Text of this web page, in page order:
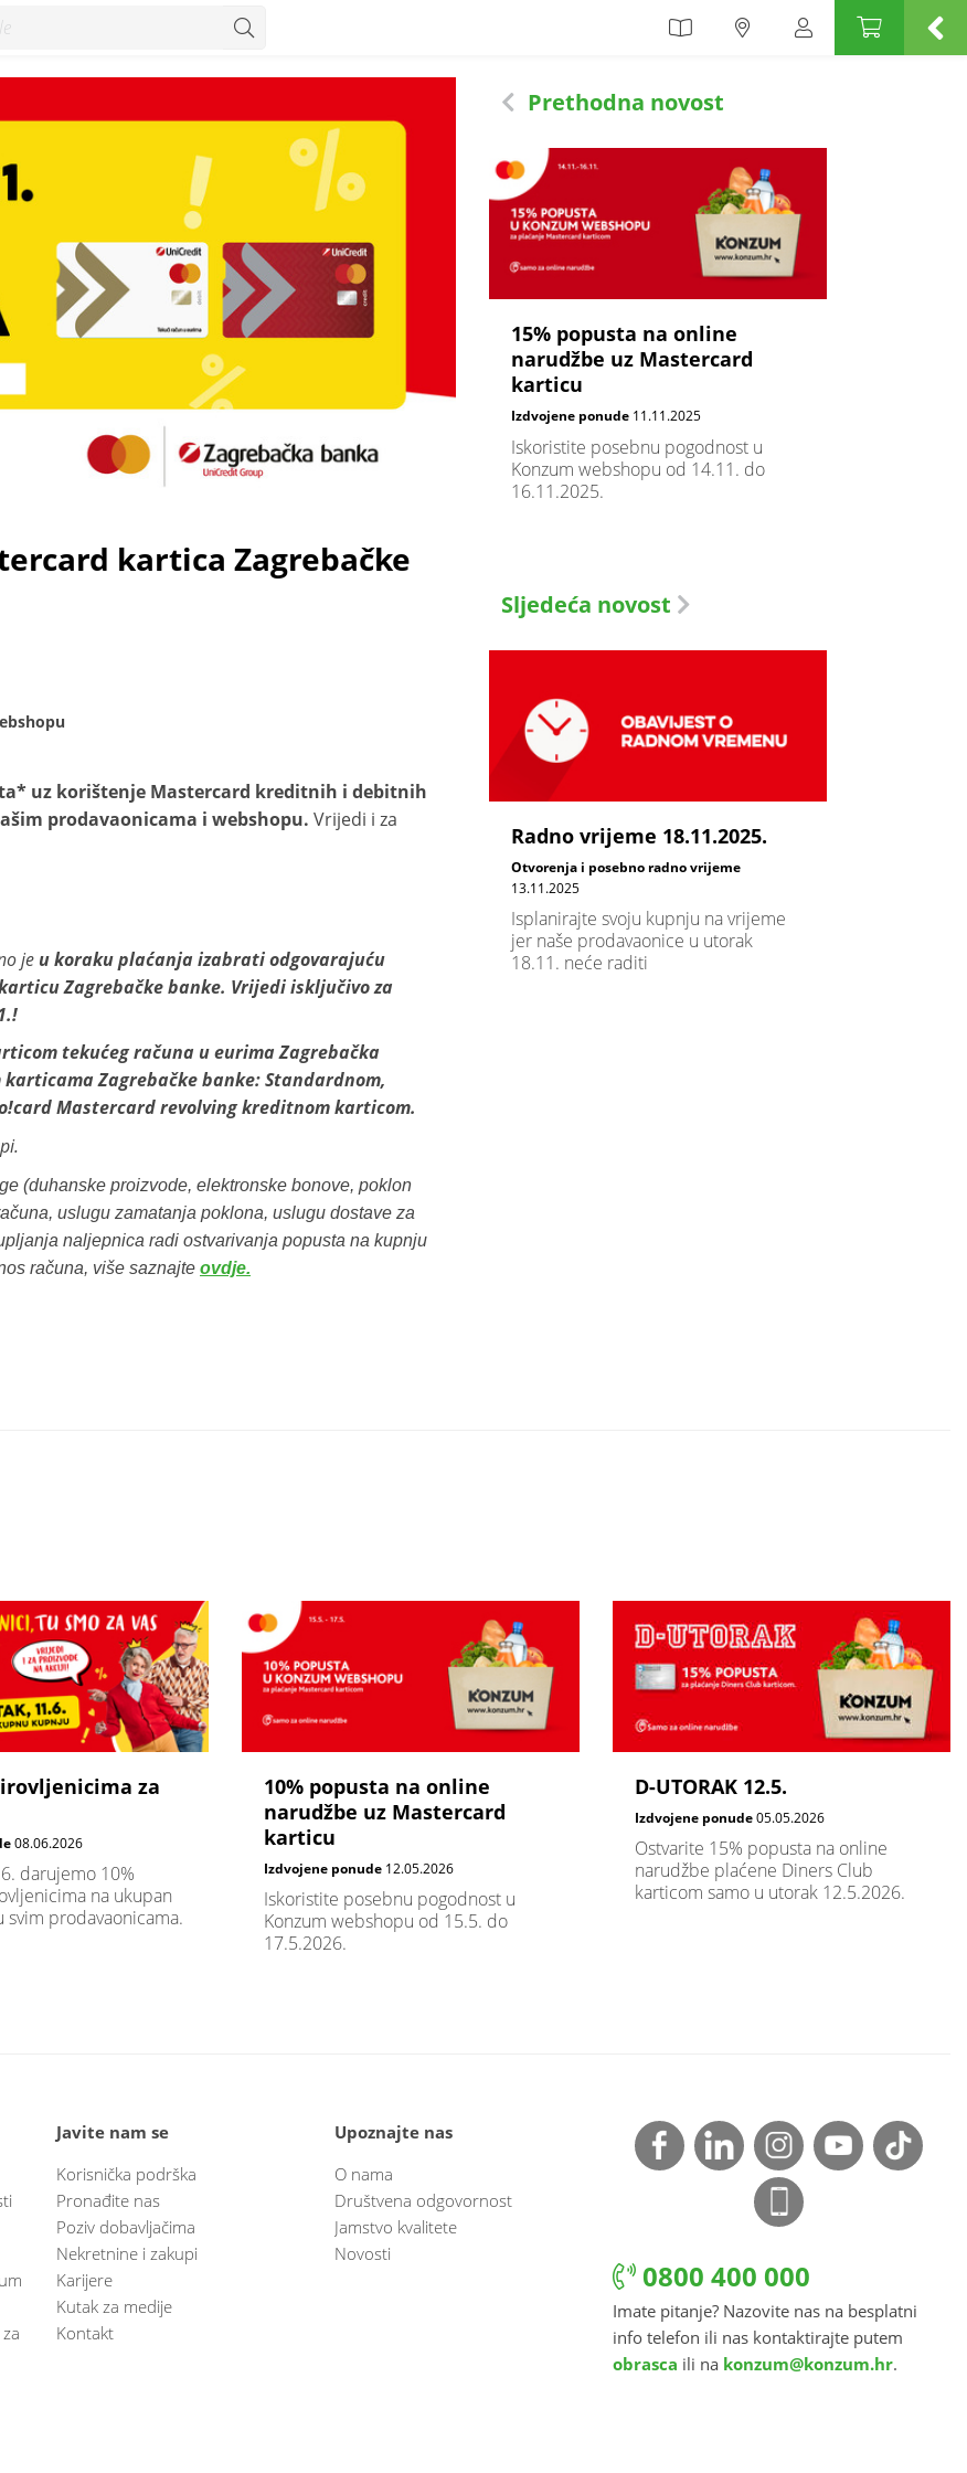
kartica Zagrebačke
uz korištenje Mastercard kreditnih i debitnih
prodavaonicama i webshopu. Vrijedi i za
je u koraku plaćanja izabrati odgovarajuću
Zagrebačke banke. Vrijedi isključivo za
tekućeg računa u eurima Zagrebačka
Zagrebačke banke: Standardnom,
Mastercard revolving kreditnom karticom.
(duhanske proizvode, elektronske bonove, poklon
uslugu zamatanja poklona, uslugu dostave za
naljepnica radi ostvarivanja popusta na kupnju
računa, više saznajte ovdje.
Prethodna novost
15% popusta na online
narudžbe uz Mastercard
karticu
Izdvojene ponude 11.11.2025
Iskoristite posebnu pogodnost u
Konzum webshopu od 14.11. do
16.11.2025.
Sljedeća novost
Radno vrijeme 18.11.2025.
Otvorenja i posebno radno vrijeme
13.11.2025
Isplanirajte svoju kupnju na vrijeme
jer naše prodavaonice u utorak
18.11. neće raditi
za
08.06.2026
darujemo 10%
na ukupan
svim prodavaonicama.
10% popusta na online
narudžbe uz Mastercard
karticu
Izdvojene ponude 12.05.2026
Iskoristite posebnu pogodnost u
Konzum webshopu od 15.5. do
17.5.2026.
D-UTORAK 12.5.
Izdvojene ponude05.05.2026
Ostvarite 15% popusta na online
narudžbe plaćene Diners Club
karticom samo u utorak 12.5.2026.
Javite nam se
Korisnička podrška
Pronađite nas
Poziv dobavljačima
Nekretnine i zakupi
Karijere
Kutak za medije
Kontakt
Upoznajte nas
O nama
Društvena odgovornost
Jamstvo kvalitete
Novosti
0800 400 000
Imate pitanje? Nazovite nas na besplatni
info telefon ili nas kontaktirajte putem
obrasca ili na konzum@konzum.hr.